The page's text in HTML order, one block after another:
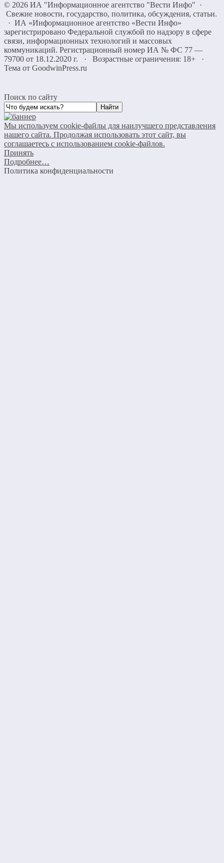
© 2026 ИА "Информационное агентство "Вести Инфо" ·
Свежие новости, государство, политика, обсуждения, статьи.
· ИА «Информационное агентство «Вести Инфо»
зарегистрировано Федеральной службой по надзору в сфере
связи, информационных технологий и массовых
коммуникаций. Регистрационный номер ИА № ФС 77 —
79700 от 18.12.2020 г. · Возрастные ограничения: 18+
·
Тема от GoodwinPress.ru
Поиск по сайту
Мы используем cookie-файлы для наилучшего представления
нашего сайта. Продолжая использовать этот сайт, вы
соглашаетесь с использованием cookie-файлов.
Принять
Подробнее…
Политика конфиденциальности